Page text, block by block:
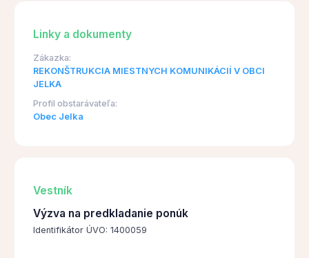
Linky a dokumenty
Zákazka:
REKONŠTRUKCIA MIESTNYCH KOMUNIKÁCIÍ V OBCI
JELKA
Profil obstarávateľa:
Obec Jelka
Vestník
Výzva na predkladanie ponúk
Identifikátor ÚVO: 1400059